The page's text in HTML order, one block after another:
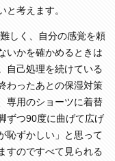
と考えます。
しく、自分の感覚を頼
いかを確かめるときは
自己処理を続けている
わったあとの保湿対策
専用のショーツに着替
ずつ90度に曲げて広げ
恥ずかしい」と思って
すのですべて見られる